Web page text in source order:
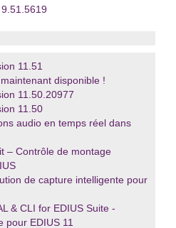
11.51
disponible !
11.50.20977
11.50
audio en temps réel dans
– Contrôle de montage
de capture intelligente pour
& CLI for EDIUS Suite -
pour EDIUS 11